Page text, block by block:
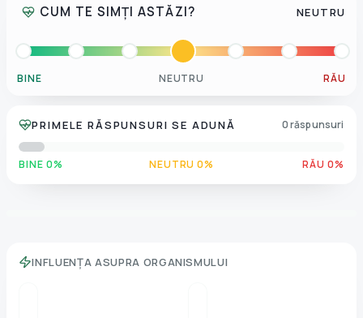
CUM TE SIMȚI ASTĂZI? NEUTRU
BINE NEUTRU RĂU
PRIMELE RĂSPUNSURI SE ADUNĂ 0 răspunsuri
BINE 0% NEUTRU 0% RĂU 0%
INFLUENȚA ASUPRA ORGANISMULUI